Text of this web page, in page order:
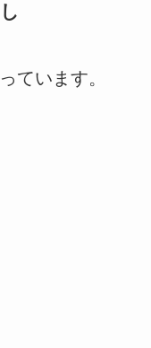
ています。